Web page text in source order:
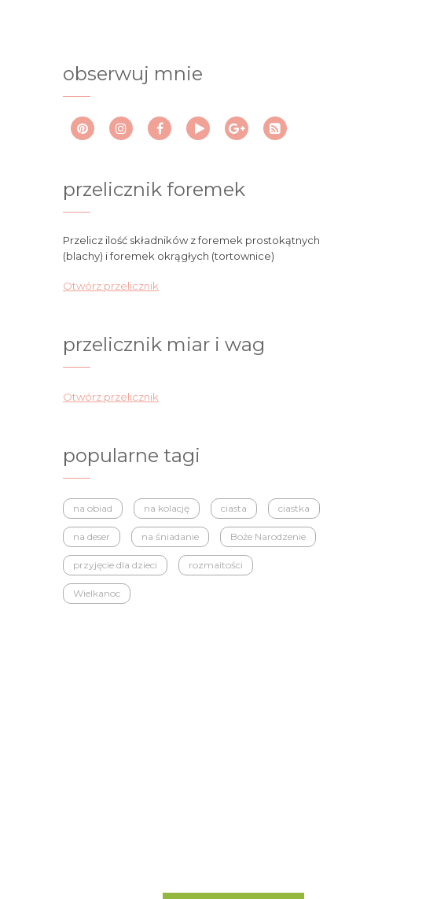
obserwuj mnie
przelicznik foremek
Przelicz ilość składników z foremek prostokątnych
(blachy) i foremek okrągłych (tortownice)
Otwórz przelicznik
przelicznik miar i wag
Otwórz przelicznik
popularne tagi
na obiad na kolację ciasta ciastka
na deser na śniadanie Boże Narodzenie
przyjęcie dla dzieci rozmaitości
Wielkanoc